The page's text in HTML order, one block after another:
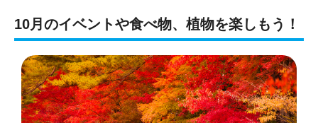
10月のイベントや食べ物、植物を楽しもう！